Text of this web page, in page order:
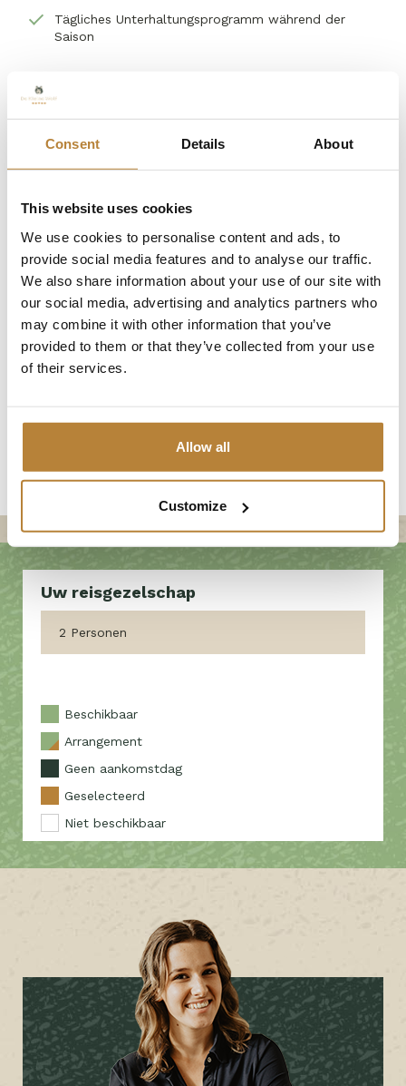
Consent Details About
This website uses cookies
We use cookies to personalise content and ads, to
provide social media features and to analyse our traffic.
We also share information about your use of our site with
our social media, advertising and analytics partners who
may combine it with other information that you’ve
provided to them or that they’ve collected from your use
of their services.
Allow all
Customize
Tägliches Unterhaltungsprogramm während der
Saison
Wichtige Informationen
Privatparkplatz an der Unterkunft
Elektroherd mit Thermostat. Der Gasherd ist
außer Betrieb genommen worden.
Bettwäschepaket inklusive (Kopfkissen und
Bettdecken sind vorhanden)
Bei Bedarf kann ein Küchenset und/oder ein
Ankunft nach 16.00 Uhr
2 Personen
Beschikbaar
Arrangement
Geen aankomstdag
Geselecteerd
Niet beschikbaar